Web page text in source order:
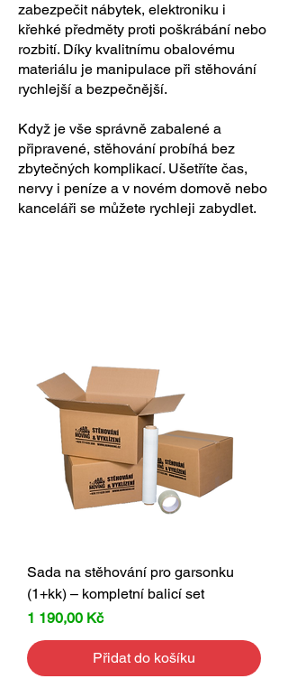
zabezpečit nábytek, elektroniku i
křehké předměty proti poškrábání nebo
rozbití. Díky kvalitnímu obalovému
materiálu je manipulace při stěhování
rychlejší a bezpečnější.
Když je vše správně zabalené a
připravené, stěhování probíhá bez
zbytečných komplikací. Ušetříte čas,
nervy i peníze a v novém domově nebo
kanceláři se můžete rychleji zabydlet.
Sada na stěhování pro garsonku
(1+kk) – kompletní balicí set
Cena
1 190,00 Kč
Přidat do košíku